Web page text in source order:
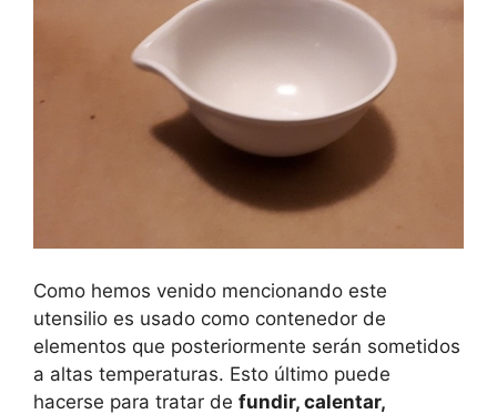
Como hemos venido mencionando este
utensilio es usado como contenedor de
elementos que posteriormente serán sometidos
a altas temperaturas. Esto último puede
hacerse para tratar de fundir, calentar,